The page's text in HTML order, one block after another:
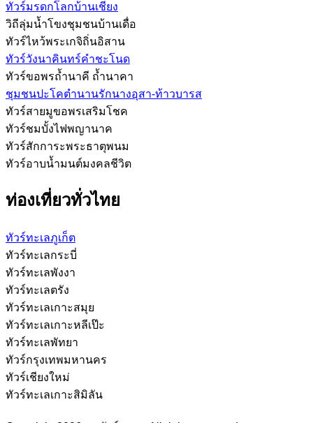
ทัวร์มรดกโลกบ้านเชียง
วิถีลุ่มน้ำโขงชุมชนบ้านเดื่อ
ทัวร์ไหว้พระเกจิถิ่นอิสาน
ทัวร์วังนาคินทร์คำชะโนด
ทัวร์ขอพรถ้ำนาคี ถ้ำนาคา
ชุมชนปะโคตำนานรักนางอุสา-ท้าวบารส
ทัวร์สายมูขอพรเสริมโชค
ทัวร์ชมบั้งไฟพญานาค
ทัวร์สักการะพระธาตุพนม
ทัวร์อาบน้ำมนต์มงคลชีวิต
ท่องเที่ยวทั่วไทย
ทัวร์ทะเลภูเก็ต
ทัวร์ทะเลกระบี่
ทัวร์ทะเลพังงา
ทัวร์ทะเลตรัง
ทัวร์ทะเลเกาะสมุย
ทัวร์ทะเลเกาะหลีเป๊ะ
ทัวร์ทะเลพัทยา
ทัวร์กรุงเทพมหานคร
ทัวร์เชียงใหม่
ทัวร์ทะเลเกาะสิมิลัน